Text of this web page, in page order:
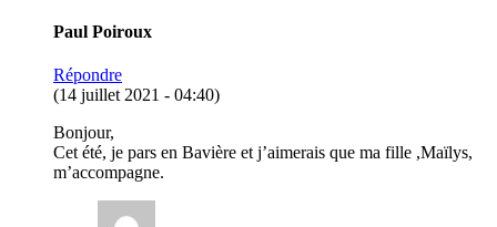
Paul Poiroux
Répondre
(14 juillet 2021 - 04:40)
Bonjour,
Cet été, je pars en Bavière et j’aimerais que ma fille ,Maïlys,
m’accompagne.